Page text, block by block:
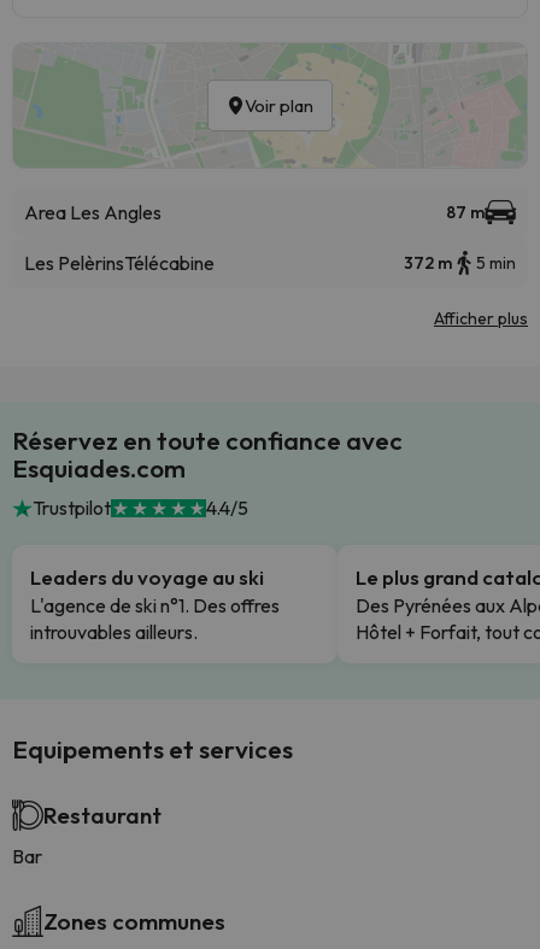
Voir plan
Area Les Angles 87 m
Les PelèrinsTélécabine 372 m 5 min
Afficher plus
Réservez en toute confiance avec
Esquiades.com
Trustpilot 4.4/5
Leaders du voyage au ski
L'agence de ski n°1. Des offres
introuvables ailleurs.
Le plus grand
Des Pyrénées aux
Hôtel + Forfait, tout
Equipements et services
Restaurant
Bar
Zones communes